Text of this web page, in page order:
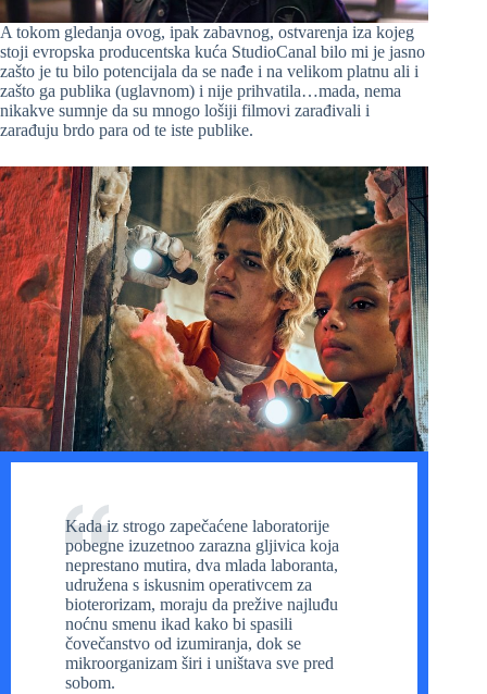
A tokom gledanja ovog, ipak zabavnog, ostvarenja iza kojeg
stoji evropska producentska kuća StudioCanal bilo mi je jasno
zašto je tu bilo potencijala da se nađe i na velikom platnu ali i
zašto ga publika (uglavnom) i nije prihvatila…mada, nema
nikakve sumnje da su mnogo lošiji filmovi zarađivali i
zarađuju brdo para od te iste publike.
Kada iz strogo zapečaćene laboratorije
pobegne izuzetnoo zarazna gljivica koja
neprestano mutira, dva mlada laboranta,
udružena s iskusnim operativcem za
bioterorizam, moraju da prežive najluđu
noćnu smenu ikad kako bi spasili
čovečanstvo od izumiranja, dok se
mikroorganizam širi i uništava sve pred
sobom.